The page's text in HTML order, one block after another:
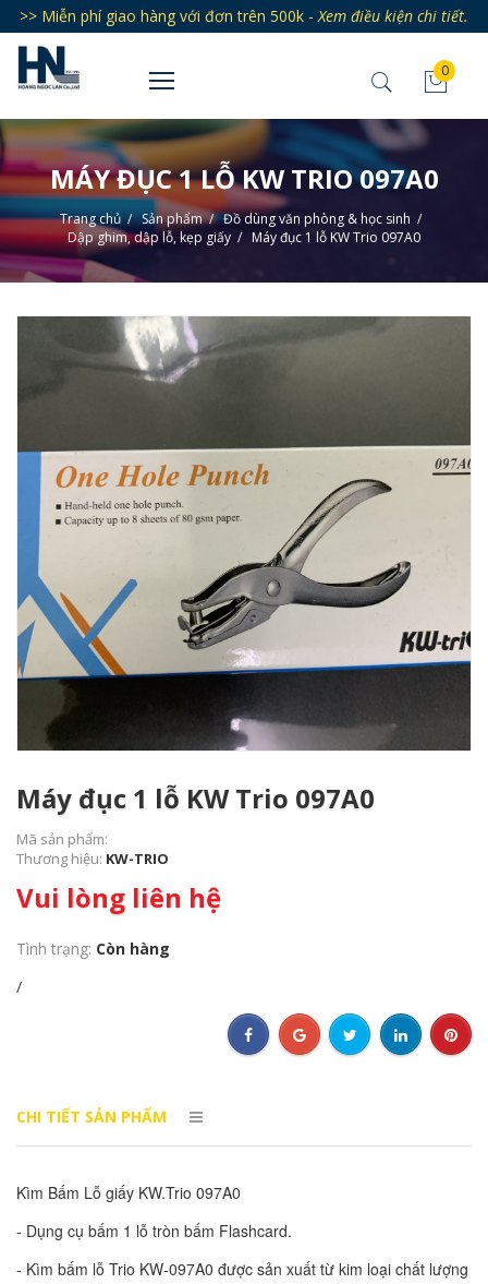
>> Miễn phí giao hàng với đơn trên 500k -Xem điều kiện chi tiết.
0
MÁY ĐỤC 1 LỖ KW TRIO 097A0
Trang chủ/Sản phẩm/Đồ dùng văn phòng & học sinh /
Dập ghim, dập lỗ, kẹp giấy / Máy đục 1 lỗ KW Trio 097A0
Máy đục 1 lỗ KW Trio 097A0
Mã sản phẩm:
Thương hiệu: KW-TRIO
Vui lòng liên hệ
Tình trạng: Còn hàng
/
CHI TIẾT SẢN PHẨM
Kìm Bấm Lỗ giấy KW.Trio 097A0
- Dụng cụ bấm 1 lỗ tròn bấm Flashcard.
- Kìm bấm lỗ Trio KW-097A0 được sản xuất từ kim loại chất lượng